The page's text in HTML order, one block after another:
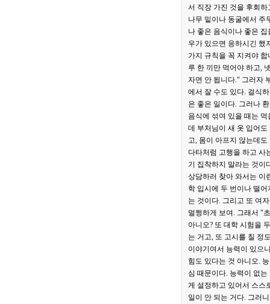
서 직장 가진 것을 후회
나무 밑이나 동굴에서 주
나 좋은 음식이나 좋은
우가 있으면 응하시긴 했
가지 규칙을 꼭 지켜야
루 한 끼만 먹어야 하고,
자면 안 됩니다." 그러자
에서 잘 수도 있다. 걸식
은 좋은 일이다. 그러나
음식에 섞여 있을 때는
데 부처님이 새 옷 입어
고, 몸이 아프지 않는데
다타처럼 고행을 하고 사
기 집착하지 말라는 것이
상담하러 찾아 와서는 이
학 입시에 두 번이나 떨
는 것이다. 그리고 또 여
멀쩡하게 보여. 그래서 "
아니오? 또 대학 시험을
는 거고, 또 고시를 칠 정
이야기여서 능력이 있으
힘도 있다는 것 아니오.
심 때문이다. 능력이 없
게 설정하고 있어서 스스
일이 안 되는 거다. 그러